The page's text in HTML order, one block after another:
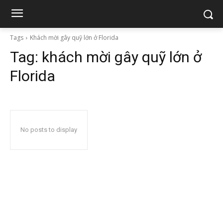
Tags Khách mời gây quỹ lớn ở Florida
Tag: khách mời gây quỹ lớn ở
Florida
No posts to display